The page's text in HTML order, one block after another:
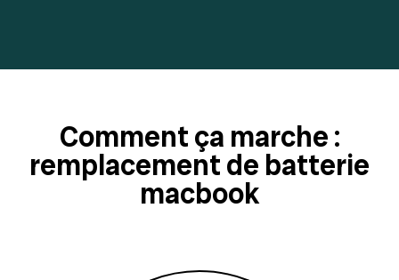
Comment ça marche :
remplacement de batterie
macbook